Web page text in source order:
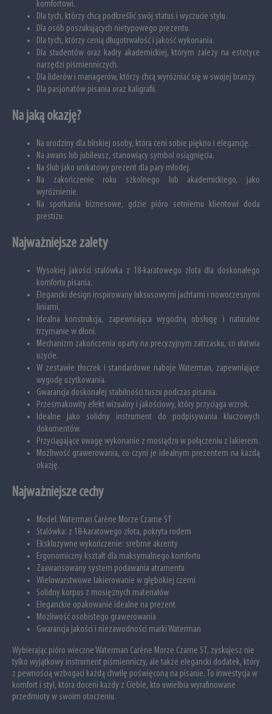
komfortowi.
Dla tych, którzy chcą podkreślić swój status i wyczucie stylu.
Dla osób poszukujących nietypowego prezentu.
Dla tych, którzy cenią długotrwałość i jakość wykonania.
Dla studentów oraz kadry akademickiej, którym zależy na estetyce
narzędzi piśmienniczych.
Dla liderów i managerów, którzy chcą wyróżniać się w swojej branży.
Dla pasjonatów pisania oraz kaligrafii.
Na jaką okazję?
Na urodziny dla bliskiej osoby, która ceni sobie piękno i elegancję.
Na awans lub jubileusz, stanowiący symbol osiągnięcia.
Na ślub jako unikatowy prezent dla pary młodej.
Na zakończenie roku szkolnego lub akademickiego, jako
wyróżnienie.
Na spotkania biznesowe, gdzie pióro setniemu klientowi doda
prestiżu.
Najważniejsze zalety
Wysokiej jakości stalówka z 18-karatowego złota dla doskonałego
komfortu pisania.
Elegancki design inspirowany luksusowymi jachtami i nowoczesnymi
liniami.
Idealna konstrukcja, zapewniająca wygodną obsługę i naturalne
trzymanie w dłoni.
Mechanizm zakończenia oparty na precyzyjnym zatrzasku, co ułatwia
użycie.
W zestawie tłoczek i standardowe naboje Waterman, zapewniające
wygodę użytkowania.
Gwarancja doskonałej stabilności tuszu podczas pisania.
Przesmakowity efekt wizualny i jakościowy, który przyciąga wzrok.
Idealne jako solidny instrument do podpisywania kluczowych
dokumentów.
Przyciągające uwagę wykonanie z mosiądzu w połączeniu z lakierem.
Możliwość grawerowania, co czyni je idealnym prezentem na każdą
okazję.
Najważniejsze cechy
Model: Waterman Carène Morze Czarne ST
Stalówka: z 18-karatowego złota, pokryta rodem
Ekskluzywne wykończenie: srebrne akcenty
Ergonomiczny kształt dla maksymalnego komfortu
Zaawansowany system podawania atramentu
Wielowarstwowe lakierowanie w głębokiej czerni
Solidny korpus z mosiężnych materiałów
Eleganckie opakowanie idealne na prezent
Możliwość osobistego grawerowania
Gwarancja jakości i niezawodności marki Waterman
Wybierając pióro wieczne Waterman Carène Morze Czarne ST, zyskujesz nie
tylko wyjątkowy instrument piśmienniczy, ale także elegancki dodatek, który
z pewnością wzbogaci każdą chwilę poświęconą na pisanie. To inwestycja w
komfort i styl, która doceni każdy z Ciebie, kto uwielbia wyrafinowane
przedmioty w swoim otoczeniu.